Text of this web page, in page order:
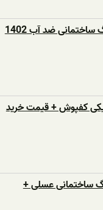
ضد آب 1402
کفپوش + قیمت خرید
ساختمانی عسلی +